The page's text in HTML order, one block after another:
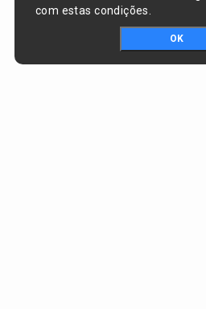
com estas condições.
OK